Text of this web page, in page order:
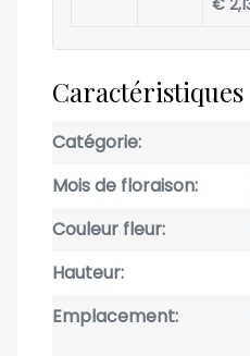
Caractéristiques
Catégorie
Mois de floraison
Couleur fleur
Hauteur
Emplacement